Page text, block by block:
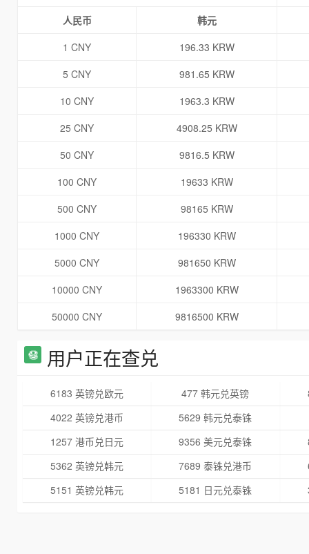
人民币
韩元
1 CNY
196.33 KRW
5 CNY
981.65 KRW
10 CNY
1963.3 KRW
25 CNY
4908.25 KRW
50 CNY
9816.5 KRW
100 CNY
19633 KRW
500 CNY
98165 KRW
1000 CNY
196330 KRW
5000 CNY
981650 KRW
10000 CNY
1963300 KRW
50000 CNY
9816500 KRW
用户正在查兑
6183 英镑兑欧元 477 韩元兑英镑
4022 英镑兑港币
5629 韩元兑泰铢
1257 港币兑日元
9356 美元兑泰铢
5362 英镑兑韩元
7689 泰铢兑港币
5151 英镑兑韩元
5181 日元兑泰铢